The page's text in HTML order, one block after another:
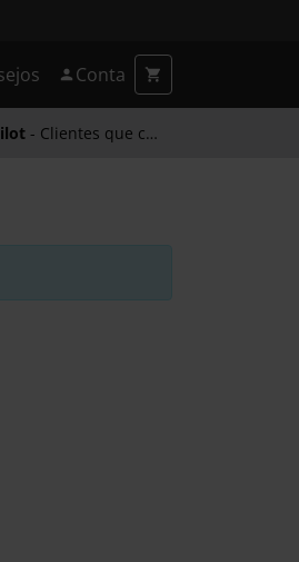
Conta
- Clientes que confiam em nós